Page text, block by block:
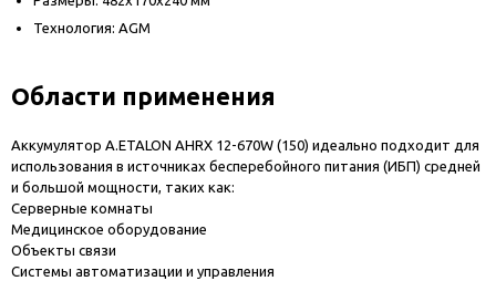
Технология: AGM
Области применения
Аккумулятор A.ETALON AHRX 12-670W (150) идеально подходит для
использования в источниках бесперебойного питания (ИБП) средней
и большой мощности, таких как:
Серверные комнаты
Медицинское оборудование
Объекты связи
Системы автоматизации и управления